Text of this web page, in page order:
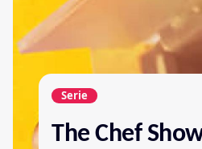
Serie
The Chef